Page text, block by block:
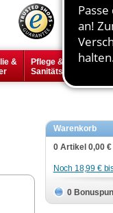
Hilfe
&
Pflege &
Sanitätsbedarf
Warenkorb
0 Artikel 0,00 €
Noch 18,99 €
0